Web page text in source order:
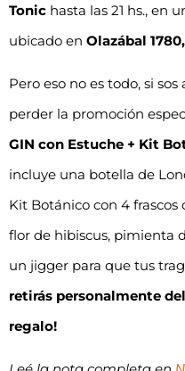
Tonic hasta las 21 hs., en
ubicado en Olazábal
Pero eso no es todo, si
perder la promoción
GIN con Estuche + Kit
incluye una botella de
Kit Botánico con 4 frascos
flor de hibiscus, pimienta
un jigger para que tus
retirás personalmente
regalo!